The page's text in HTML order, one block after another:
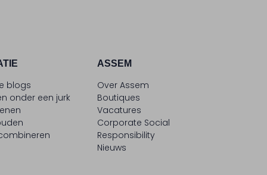
blogs
onder een jurk
ASSEM
Over Assem
Boutiques
Vacatures
Corporate Social
Responsibility
Nieuws